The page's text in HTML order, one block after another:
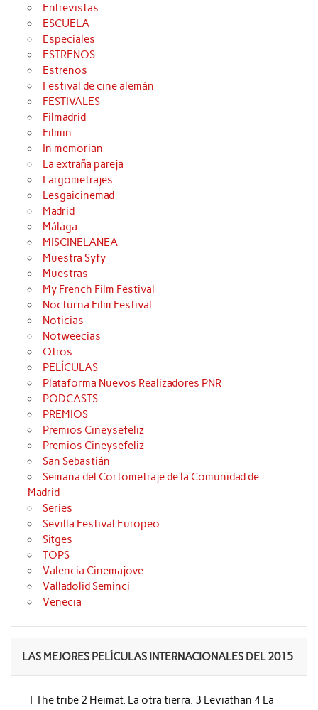
Entrevistas
ESCUELA
Especiales
ESTRENOS
Estrenos
Festival de cine alemán
FESTIVALES
Filmadrid
Filmin
In memorian
La extraña pareja
Largometrajes
Lesgaicinemad
Madrid
Málaga
MISCINELANEA
Muestra Syfy
Muestras
My French Film Festival
Nocturna Film Festival
Noticias
Notweecias
Otros
PELÍCULAS
Plataforma Nuevos Realizadores PNR
PODCASTS
PREMIOS
Premios Cineysefeliz
Premios Cineysefeliz
San Sebastián
Semana del Cortometraje de la Comunidad de
Madrid
Series
Sevilla Festival Europeo
Sitges
TOPS
Valencia Cinemajove
Valladolid Seminci
Venecia
LAS MEJORES PELÍCULAS INTERNACIONALES DEL 2015
1 The tribe 2 Heimat. La otra tierra. 3 Leviathan 4 La